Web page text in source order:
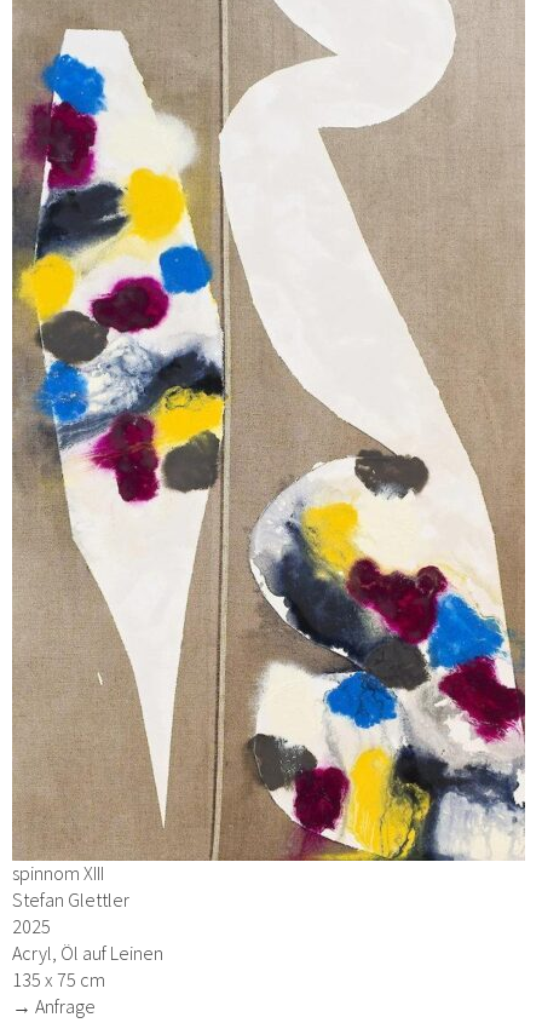
spinnom XIII
Stefan Glettler
2025
Acryl, Öl auf Leinen
135 x 75 cm
→ Anfrage